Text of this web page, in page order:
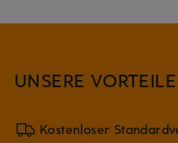
UNSERE VORTEILE
Kostenloser